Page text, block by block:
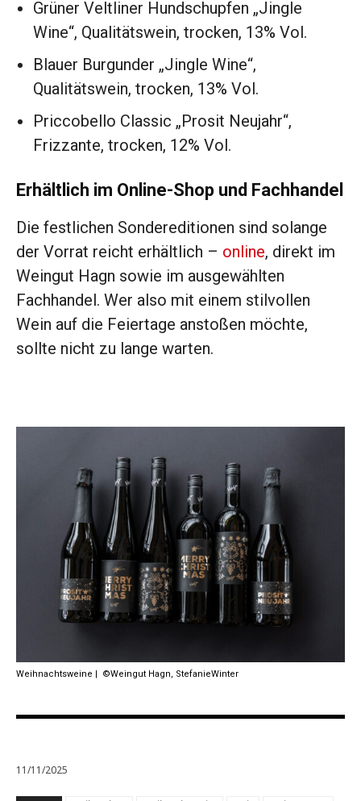
Grüner Veltliner Hundschupfen „Jingle
Wine“, Qualitätswein, trocken, 13% Vol.
Blauer Burgunder „Jingle Wine“,
Qualitätswein, trocken, 13% Vol.
Priccobello Classic „Prosit Neujahr“,
Frizzante, trocken, 12% Vol.
Erhältlich im Online-Shop und Fachhandel
Die festlichen Sondereditionen sind solange
der Vorrat reicht erhältlich – online, direkt im
Weingut Hagn sowie im ausgewählten
Fachhandel. Wer also mit einem stilvollen
Wein auf die Feiertage anstoßen möchte,
sollte nicht zu lange warten.
Weihnachtsweine | ©Weingut Hagn, StefanieWinter
11/11/2025